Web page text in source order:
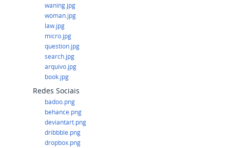
waning.jpg
woman.jpg
law.jpg
micro.jpg
question.jpg
search.jpg
arquivo.jpg
book.jpg
Redes Sociais
badoo.png
behance.png
deviantart.png
dribbble.png
dropbox.png